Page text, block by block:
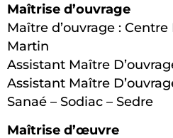
Maîtrise d’ouvrage
Maître d’ouvrage :
Martin
Assistant Maître
Assistant Maître
Sanaé – Sodiac – Sedre
Maîtrise d’œuvre